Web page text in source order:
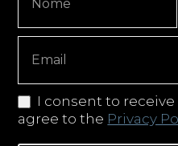
Signup
Copy
I consent to
agree to the Privacy